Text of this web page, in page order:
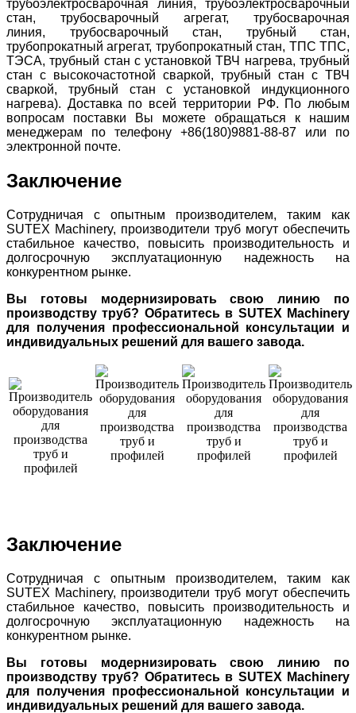
трубоэлектросварочная линия, трубоэлектросварочный
стан, трубосварочный агрегат, трубосварочная
линия, трубосварочный стан, трубный стан,
трубопрокатный агрегат, трубопрокатный стан, ТПС ТПС,
ТЭСА, трубный стан с установкой ТВЧ нагрева, трубный
стан с высокочастотной сваркой, трубный стан с ТВЧ
сваркой, трубный стан с установкой индукционного
нагрева). Доставка по всей территории РФ. По любым
вопросам поставки Вы можете обращаться к нашим
менеджерам по телефону +86(180)9881-88-87 или по
электронной почте.
Заключение
Сотрудничая с опытным производителем, таким как
SUTEX Machinery, производители труб могут обеспечить
стабильное качество, повысить производительность и
долгосрочную эксплуатационную надежность на
конкурентном рынке.
Вы готовы модернизировать свою линию по
производству труб? Обратитесь в SUTEX Machinery
для получения профессиональной консультации и
индивидуальных решений для вашего завода.
Заключение
Сотрудничая с опытным производителем, таким как
SUTEX Machinery, производители труб могут обеспечить
стабильное качество, повысить производительность и
долгосрочную эксплуатационную надежность на
конкурентном рынке.
Вы готовы модернизировать свою линию по
производству труб? Обратитесь в SUTEX Machinery
для получения профессиональной консультации и
индивидуальных решений для вашего завода.